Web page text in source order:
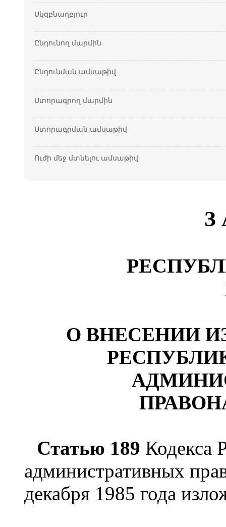
Սկզբնաղբյուր
Ընդունող մարմին
Ընդունման ամսաթիվ
Ստորագրող մարմին
Ստորագրման ամսաթիվ
Ուժի մեջ մտնելու ամսաթիվ
З
О ВНЕСЕНИИ
Статью 189 Кодекса
административных
декабря 1985 года